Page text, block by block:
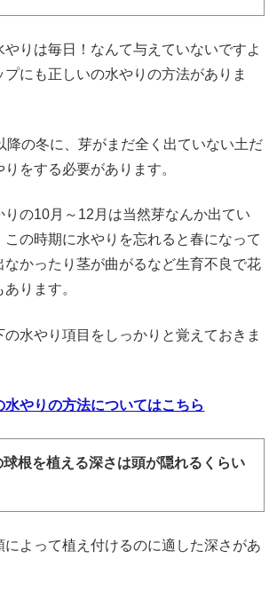
りは毎日！なんて与えていないですよ
にも正しいの水やりの方法がありま
降の冬に、芽がまだ全く出ていない土だ
をする必要があります。
りの10月～12月は当然芽なんか出てい
この時期に水やりを忘れると春になって
なかったり茎が曲がるなど生育不良で花
ります。
水やり項目をしっかりと覚えておきま
やりの方法についてはこちら
根を植える深さは頭が隠れるくらい
によって植え付けるのに適した深さがあ